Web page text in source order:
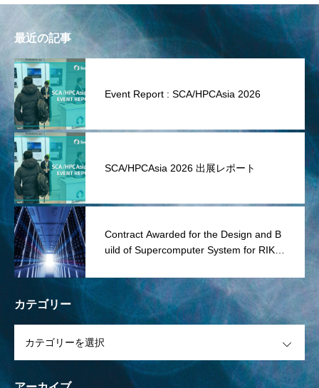
最近の記事
Event Report : SCA/HPCAsia 2026
SCA/HPCAsia 2026 出展レポート
Contract Awarded for the Design and B
uild of Supercomputer System for RIKE
カテゴリー